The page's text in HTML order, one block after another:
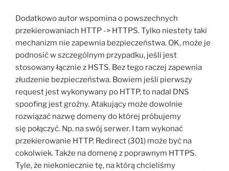
Dodatkowo autor wspomina o powszechnych
przekierowaniach HTTP -> HTTPS. Tylko niestety taki
mechanizm nie zapewnia bezpieczeństwa. OK, może je
podnosić w szczególnym przypadku, jeśli jest
stosowany łącznie z HSTS. Bez tego raczej zapewnia
złudzenie bezpieczeństwa. Bowiem jeśli pierwszy
request jest wykonywany po HTTP, to nadal DNS
spoofing jest groźny. Atakujący może dowolnie
rozwiązać nazwę domeny do której próbujemy
się połączyć. Np. na swój serwer. I tam wykonać
przekierowanie HTTP. Redirect (301) może być na
cokolwiek. Także na domenę z poprawnym HTTPS.
Tyle, że niekoniecznie tę, na którą chcieliśmy